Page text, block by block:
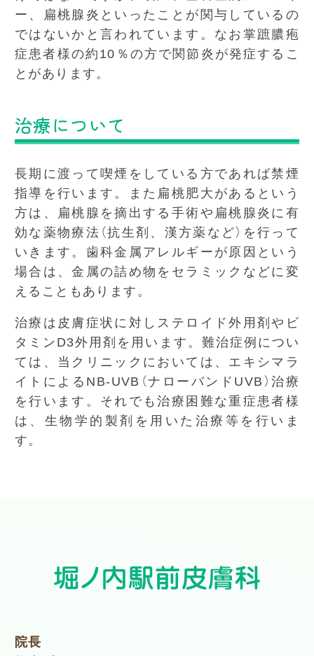
ー、扁桃腺炎といったことが関与しているの
ではないかと言われています。なお掌蹠膿疱
症患者様の約10％の方で関節炎が発症するこ
とがあります。
治療について
長期に渡って喫煙をしている方であれば禁煙
指導を行います。また扁桃肥大があるという
方は、扁桃腺を摘出する手術や扁桃腺炎に有
効な薬物療法（抗生剤、漢方薬など）を行って
いきます。歯科金属アレルギーが原因という
場合は、金属の詰め物をセラミックなどに変
えることもあります。
治療は皮膚症状に対しステロイド外用剤やビ
タミンD3外用剤を用います。難治症例につい
ては、当クリニックにおいては、エキシマラ
イトによるNB-UVB（ナローバンドUVB）治療
を行います。それでも治療困難な重症患者様
は、生物学的製剤を用いた治療等を行いま
す。
院長